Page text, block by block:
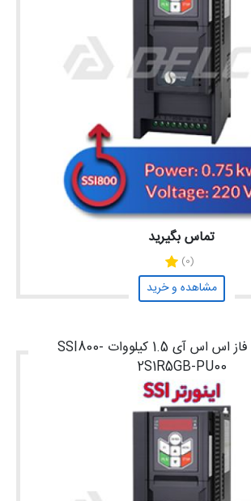
تماس بگیرید
(0)
مشاهده و خرید
اینورتر تک فاز اس اس آی 1.5 کیلووات SSI800-
2S1R5GB-PU00